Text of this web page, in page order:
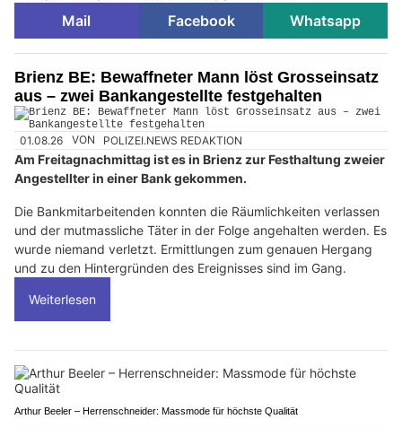
Mail
Facebook Whatsapp
Brienz BE: Bewaffneter Mann löst Grosseinsatz
aus – zwei Bankangestellte festgehalten
01.08.26 VON POLIZEI.NEWS REDAKTION
Am Freitagnachmittag ist es in Brienz zur Festhaltung zweier
Angestellter in einer Bank gekommen.
Die Bankmitarbeitenden konnten die Räumlichkeiten verlassen
und der mutmassliche Täter in der Folge angehalten werden. Es
wurde niemand verletzt. Ermittlungen zum genauen Hergang
und zu den Hintergründen des Ereignisses sind im Gang.
Weiterlesen
Arthur Beeler – Herrenschneider: Massmode für höchste Qualität